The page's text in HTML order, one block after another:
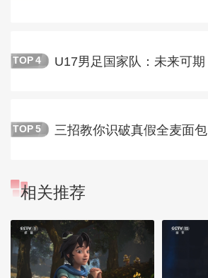
TOP 4 U17男足国家队：未来可期
TOP 5 三招教你识破真假全麦面包
相关推荐